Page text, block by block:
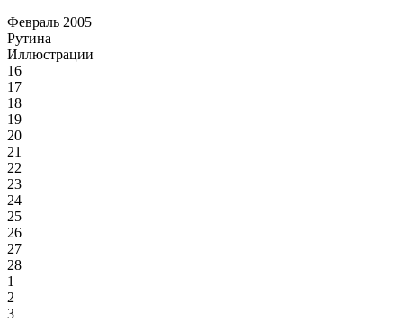
Февраль 2005
Рутина
Иллюстрации
16
17
18
19
20
21
22
23
24
25
26
27
28
1
2
3